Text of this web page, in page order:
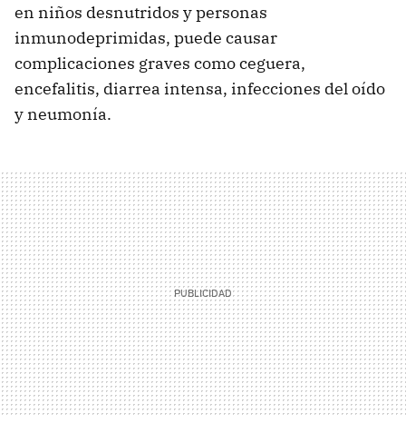
en niños desnutridos y personas
inmunodeprimidas, puede causar
complicaciones graves como ceguera,
encefalitis, diarrea intensa, infecciones del oído
y neumonía.